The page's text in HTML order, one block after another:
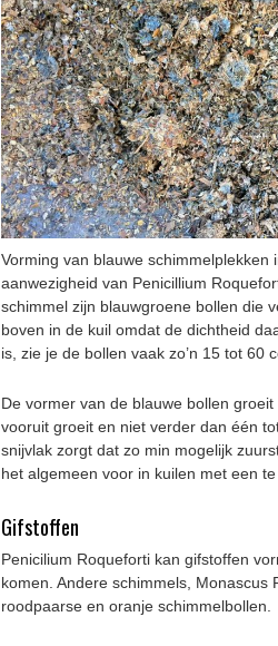
Vorming van blauwe
aanwezigheid van Penicillium
schimmel zijn blauwgroene bollen die
boven in de kuil omdat de dichtheid
is, zie je de bollen vaak zo’n 15 tot 60
De vormer van de blauwe bollen
vooruit groeit en niet verder dan één
snijvlak zorgt dat zo min mogelijk
het algemeen voor in kuilen met een
Gifstoffen
Penicilium Roqueforti kan gifstoffen
komen. Andere schimmels, Monascus
roodpaarse en oranje schimmelbollen.